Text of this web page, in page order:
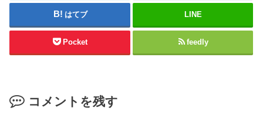
はてブ LINE
Pocket feedly
コメントを残す